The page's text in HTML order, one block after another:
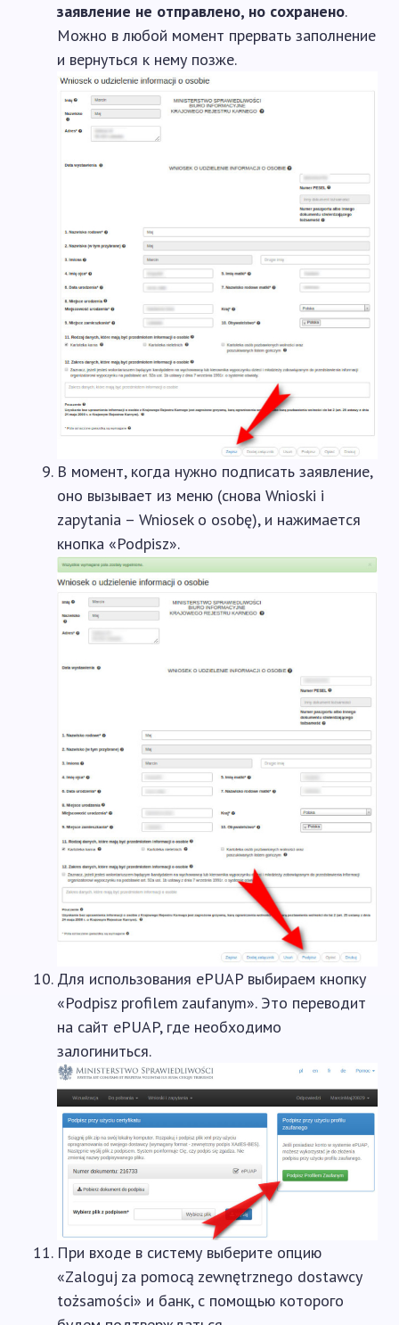
заявление не отправлено, но сохранено.
Можно в любой момент прервать заполнение
и вернуться к нему позже.
В момент, когда нужно подписать заявление,
оно вызывает из меню (снова Wnioski i
zapytania – Wniosek o osobę), и нажимается
кнопка «Podpisz».
Для использования ePUAP выбираем кнопку
«Podpisz profilem zaufanym». Это переводит
на сайт ePUAP, где необходимо
залогиниться.
При входе в систему выберите опцию
«Zaloguj za pomocą zewnętrznego dostawcy
tożsamości» и банк, с помощью которого